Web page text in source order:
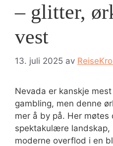
– glitter,
vest
13. juli 2025 av
Nevada er kanskje
gambling, men denne
mer å by på. Her møtes
spektakulære landskap,
moderne overflod i en